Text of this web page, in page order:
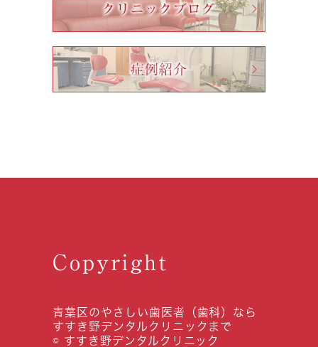
Copyright
青葉区のやさしい歯医者（歯科）なら
すすき野デンタルクリニックまで
© すすき野デンタルクリニック